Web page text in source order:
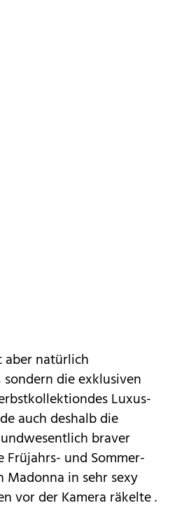
natürlich
die exklusiven
Luxus-
auch deshalb die
braver
Früjahrs- und Sommer-
Madonna in sehr sexy
vor der Kamera räkelte.